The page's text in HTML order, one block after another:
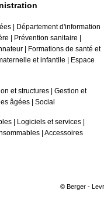
Département d'information
Prévention sanitaire
Formations de santé et
et infantile
Espace
et structures
Gestion et
âgées Social
Logiciels et services
Accessoires
© Berger -